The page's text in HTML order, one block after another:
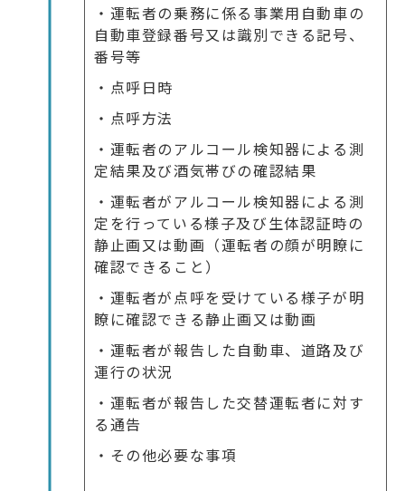
・運転者の乗務に係る事業用自動車の
自動車登録番号又は識別できる記号、
番号等
・点呼日時
・点呼方法
・運転者のアルコール検知器による測
定結果及び酒気帯びの確認結果
・運転者がアルコール検知器による測
定を行っている様子及び生体認証時の
静止画又は動画（運転者の顔が明瞭に
確認できること）
・運転者が点呼を受けている様子が明
瞭に確認できる静止画又は動画
・運転者が報告した自動車、道路及び
運行の状況
・運転者が報告した交替運転者に対す
る通告
・その他必要な事項